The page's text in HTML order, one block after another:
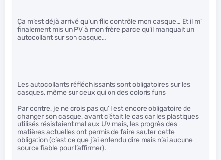
Ça m’est déjà arrivé qu’un flic contrôle mon casque… Et il m’
finalement mis un PV à mon frère parce qu’il manquait un
autocollant sur son casque…
Les autocollants réfléchissants sont obligatoires sur les
casques, même sur ceux qui on des coloris funs
Par contre, je ne crois pas qu’il est encore obligatoire de
changer son casque, avant c’était le cas car les plastiques
utilisés résistaient mal aux UV mais, les progrès des
matières actuelles ont permis de faire sauter cette
obligation (c’est ce que j’ai entendu dire mais n’ai aucune
source fiable pour l’affirmer).